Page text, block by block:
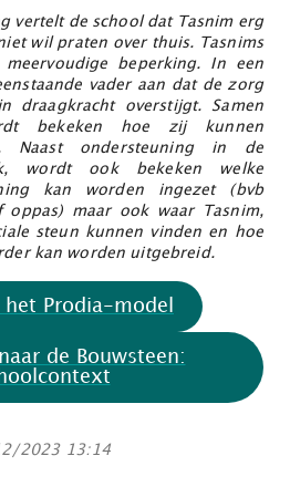
vertelt de school dat Tasnim erg
wil praten over thuis. Tasnims
beperking. In een
vader aan dat de zorg
draagkracht overstijgt. Samen
bekeken hoe zij kunnen
Naast ondersteuning in de
wordt ook bekeken welke
kan worden ingezet (bvb
maar ook waar Tasnim,
steun kunnen vinden en hoe
kan worden uitgebreid.
Prodia-model
de Bouwsteen:
2023 13:14